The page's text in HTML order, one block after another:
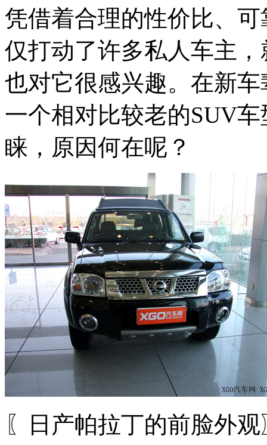
凭借着合理的性价比、
仅打动了许多私人车主
也对它很感兴趣。在新
一个相对比较老的SUV
睐，原因何在呢？
〖日产帕拉丁的前脸外观